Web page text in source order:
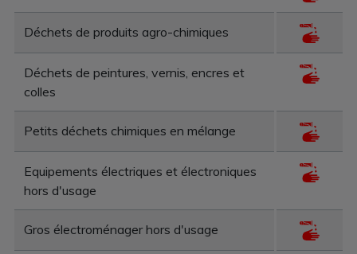
Déchets de produits agro-chimiques
Déchets de peintures, vernis, encres et
colles
Petits déchets chimiques en mélange
Equipements électriques et électroniques
hors d'usage
Gros électroménager hors d'usage